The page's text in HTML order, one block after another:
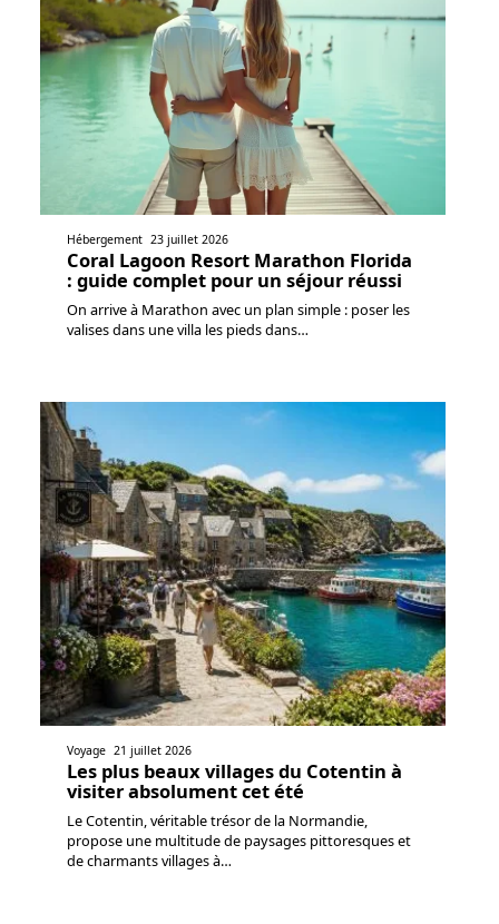
Hébergement 23 juillet 2026
Coral Lagoon Resort Marathon Florida
: guide complet pour un séjour réussi
On arrive à Marathon avec un plan simple : poser les
valises dans une villa les pieds dans…
Voyage 21 juillet 2026
Les plus beaux villages du Cotentin à
visiter absolument cet été
Le Cotentin, véritable trésor de la Normandie,
propose une multitude de paysages pittoresques et
de charmants villages à…